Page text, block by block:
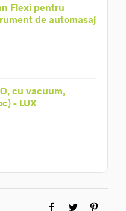
Flexi pentru
de automasaj
cu vacuum,
- LUX